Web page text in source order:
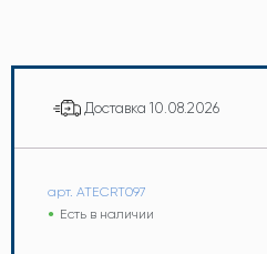
Доставка 10.08.2026
арт. ATECRT097
Есть в наличии